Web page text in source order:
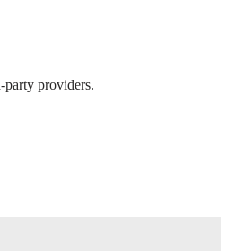
party providers.